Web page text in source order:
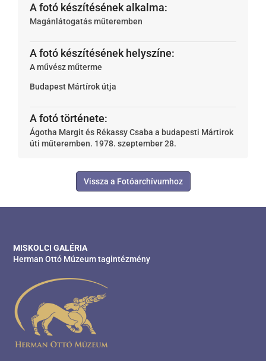
A fotó készítésének alkalma:
Magánlátogatás műteremben
A fotó készítésének helyszíne:
A művész műterme
Budapest Mártírok útja
A fotó története:
Ágotha Margit és Rékassy Csaba a budapesti Mártirok
úti műteremben. 1978. szeptember 28.
Vissza a Fotóarchívumhoz
MISKOLCI GALÉRIA
Herman Ottó Múzeum tagintézmény